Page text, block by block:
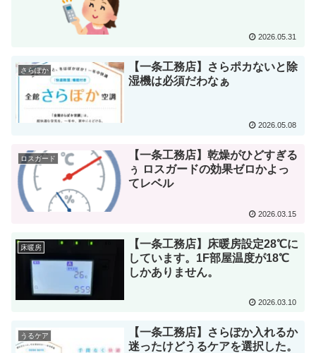
2026.05.31
さらぽか
【一条工務店】さらポカないと除
湿機は必須だわなぁ
2026.05.08
ロスガード
【一条工務店】乾燥がひどすぎる
ぅ ロスガードの効果ゼロかよっ
てレベル
2026.03.15
床暖房
【一条工務店】床暖房設定28℃に
しています。1F部屋温度が18℃
しかありません。
2026.03.10
うるケア
【一条工務店】さらぽか入れるか
迷ったけどうるケアを選択した。